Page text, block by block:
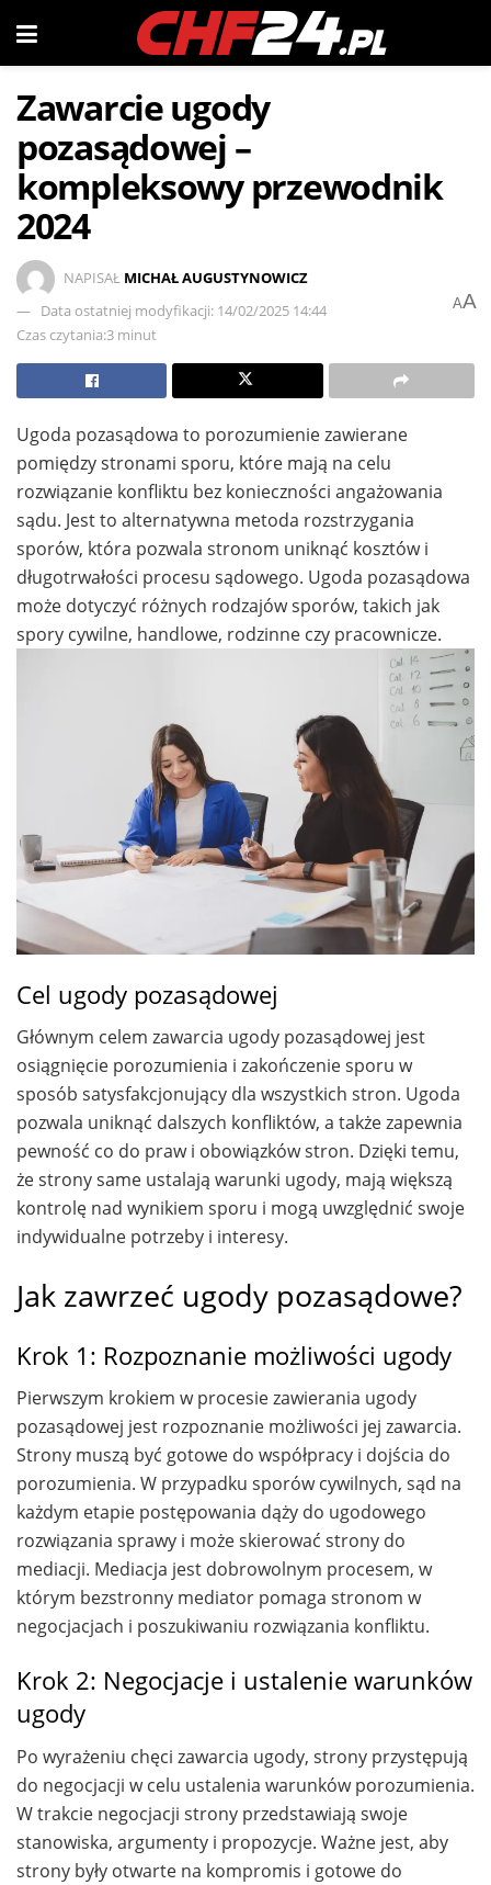
Zawarcie ugody
pozasądowej –
kompleksowy przewodnik
2024
NAPISAŁ MICHAŁ AUGUSTYNOWICZ
Data ostatniej modyfikacji: 14/02/2025 14:44
Czas czytania:3 minut
AA
Ugoda pozasądowa to porozumienie zawierane
pomiędzy stronami sporu, które mają na celu
rozwiązanie konfliktu bez konieczności angażowania
sądu. Jest to alternatywna metoda rozstrzygania
sporów, która pozwala stronom uniknąć kosztów i
długotrwałości procesu sądowego. Ugoda pozasądowa
może dotyczyć różnych rodzajów sporów, takich jak
spory cywilne, handlowe, rodzinne czy pracownicze.
Cel ugody pozasądowej
Głównym celem zawarcia ugody pozasądowej jest
osiągnięcie porozumienia i zakończenie sporu w
sposób satysfakcjonujący dla wszystkich stron. Ugoda
pozwala uniknąć dalszych konfliktów, a także zapewnia
pewność co do praw i obowiązków stron. Dzięki temu,
że strony same ustalają warunki ugody, mają większą
kontrolę nad wynikiem sporu i mogą uwzględnić swoje
indywidualne potrzeby i interesy.
Jak zawrzeć ugody pozasądowe?
Krok 1: Rozpoznanie możliwości ugody
Pierwszym krokiem w procesie zawierania ugody
pozasądowej jest rozpoznanie możliwości jej zawarcia.
Strony muszą być gotowe do współpracy i dojścia do
porozumienia. W przypadku sporów cywilnych, sąd na
każdym etapie postępowania dąży do ugodowego
rozwiązania sprawy i może skierować strony do
mediacji. Mediacja jest dobrowolnym procesem, w
którym bezstronny mediator pomaga stronom w
negocjacjach i poszukiwaniu rozwiązania konfliktu.
Krok 2: Negocjacje i ustalenie warunków
ugody
Po wyrażeniu chęci zawarcia ugody, strony przystępują
do negocjacji w celu ustalenia warunków porozumienia.
W trakcie negocjacji strony przedstawiają swoje
stanowiska, argumenty i propozycje. Ważne jest, aby
strony były otwarte na kompromis i gotowe do